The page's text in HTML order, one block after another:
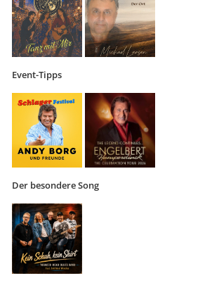
Event-Tipps
Der besondere Song